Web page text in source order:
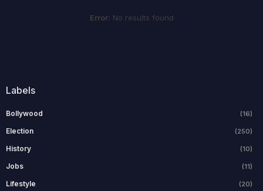
Error: No results found
Labels
Bollywood (16)
Election (250)
History (10)
Jobs (11)
Lifestyle (20)